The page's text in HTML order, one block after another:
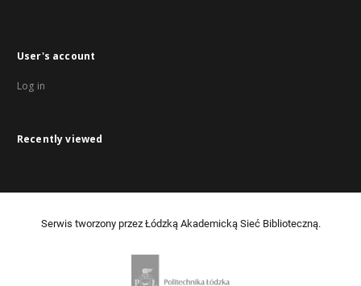
User's account
Log in
Recently viewed
Serwis tworzony przez Łódzką Akademicką Sieć Biblioteczną.